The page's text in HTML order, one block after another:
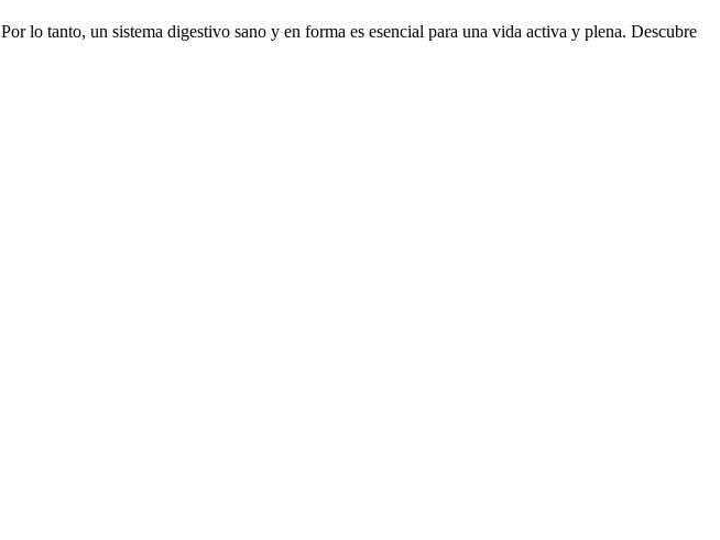
lo tanto, un sistema digestivo sano y en forma es esencial para una vida activa y plena. Descubre